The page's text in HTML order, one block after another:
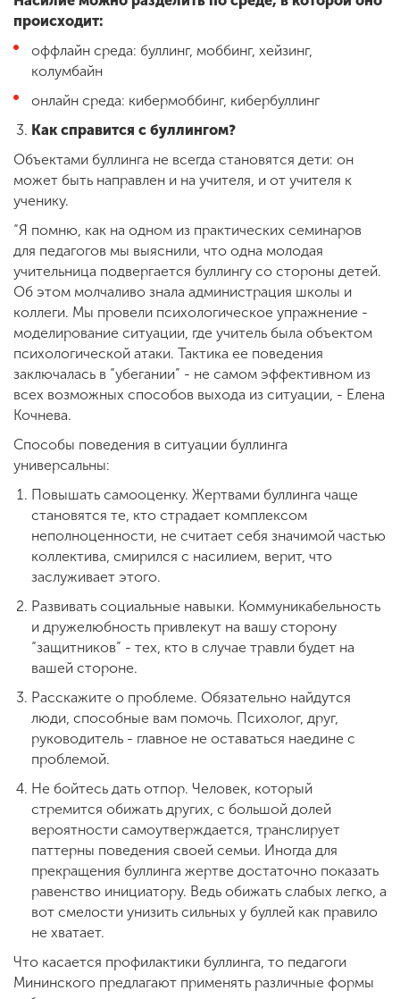
происходит:
оффлайн среда: буллинг, моббинг, хейзинг,
колумбайн
онлайн среда: кибермоббинг, кибербуллинг
Как справится с буллингом?
Объектами буллинга не всегда становятся дети: он
может быть направлен и на учителя, и от учителя к
ученику.
“Я помню, как на одном из практических семинаров
для педагогов мы выяснили, что одна молодая
учительница подвергается буллингу со стороны детей.
Об этом молчаливо знала администрация школы и
коллеги. Мы провели психологическое упражнение -
моделирование ситуации, где учитель была объектом
психологической атаки. Тактика ее поведения
заключалась в “убегании” - не самом эффективном из
всех возможных способов выхода из ситуации, - Елена
Кочнева.
Способы поведения в ситуации буллинга
универсальны:
Повышать самооценку. Жертвами буллинга чаще
становятся те, кто страдает комплексом
неполноценности, не считает себя значимой частью
коллектива, смирился с насилием, верит, что
заслуживает этого.
Развивать социальные навыки. Коммуникабельность
и дружелюбность привлекут на вашу сторону
“защитников” - тех, кто в случае травли будет на
вашей стороне.
Расскажите о проблеме. Обязательно найдутся
люди, способные вам помочь. Психолог, друг,
руководитель - главное не оставаться наедине с
проблемой.
Не бойтесь дать отпор. Человек, который
стремится обижать других, с большой долей
вероятности самоутверждается, транслирует
паттерны поведения своей семьи. Иногда для
прекращения буллинга жертве достаточно показать
равенство инициатору. Ведь обижать слабых легко, а
вот смелости унизить сильных у буллей как правило
не хватает.
Что касается профилактики буллинга, то педагоги
Мининского предлагают применять различные формы